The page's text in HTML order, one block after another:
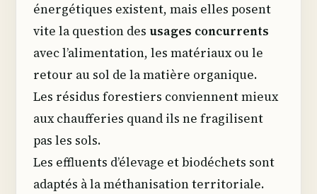
énergétiques existent, mais elles posent
vite la question des usages concurrents
avec l’alimentation, les matériaux ou le
retour au sol de la matière organique.
Les résidus forestiers conviennent mieux
aux chaufferies quand ils ne fragilisent
pas les sols.
Les effluents d’élevage et biodéchets sont
adaptés à la méthanisation territoriale.